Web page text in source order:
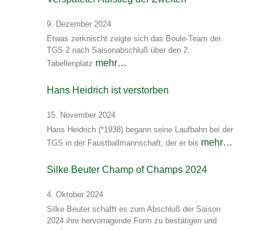
9. Dezember 2024
Etwas zerknischt zeigte sich das Boule-Team der
TGS 2 nach Saisonabschluß über den 2.
Tabellenplatz mehr…
Hans Heidrich ist verstorben
15. November 2024
Hans Heidrich (*1938) begann seine Laufbahn bei der
TGS in der Faustballmannschaft, der er bis mehr…
Silke Beuter Champ of Champs 2024
4. Oktober 2024
Silke Beuter schafft es zum Abschluß der Saison
2024 ihre hervorragende Form zu bestätigen und